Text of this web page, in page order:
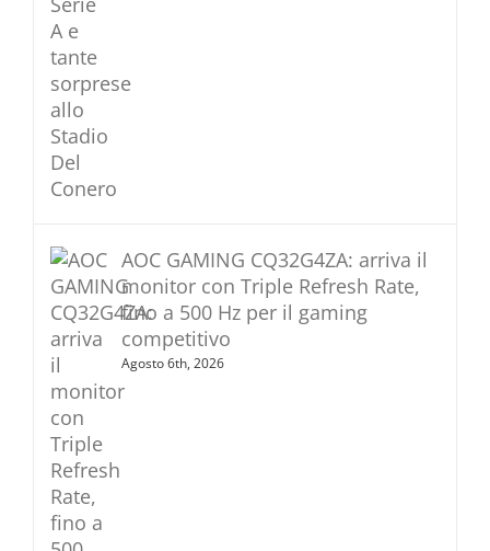
AOC GAMING CQ32G4ZA: arriva il
monitor con Triple Refresh Rate,
fino a 500 Hz per il gaming
competitivo
Agosto 6th, 2026